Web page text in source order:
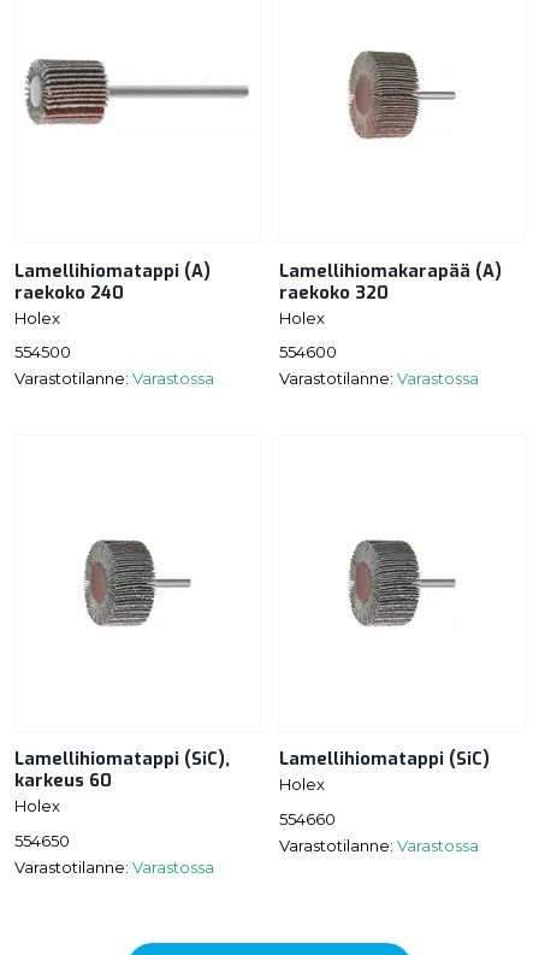
Lamellihiomatappi (A)
raekoko 240
Holex
554500
Varastotilanne: Varastossa
Lamellihiomakarapää (A)
raekoko 320
Holex
554600
Varastotilanne: Varastossa
Lamellihiomatappi (SiC),
karkeus 60
Holex
554650
Varastotilanne: Varastossa
Lamellihiomatappi (SiC)
Holex
554660
Varastotilanne: Varastossa